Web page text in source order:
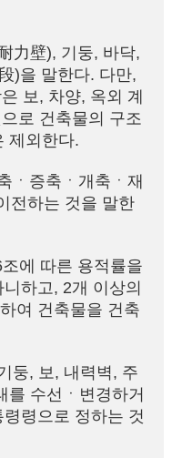
力壁), 기둥, 바닥,
)을 말한다. 다만,
보, 차양, 옥외 계
로 건축물의 구조
제외한다.
ㆍ증축ㆍ개축ㆍ재
전하는 것을 말한
에 따른 용적률을
하고, 2개 이상의
여 건축물을 건축
둥, 보, 내력벽, 주
를 수선ㆍ변경하거
령으로 정하는 것